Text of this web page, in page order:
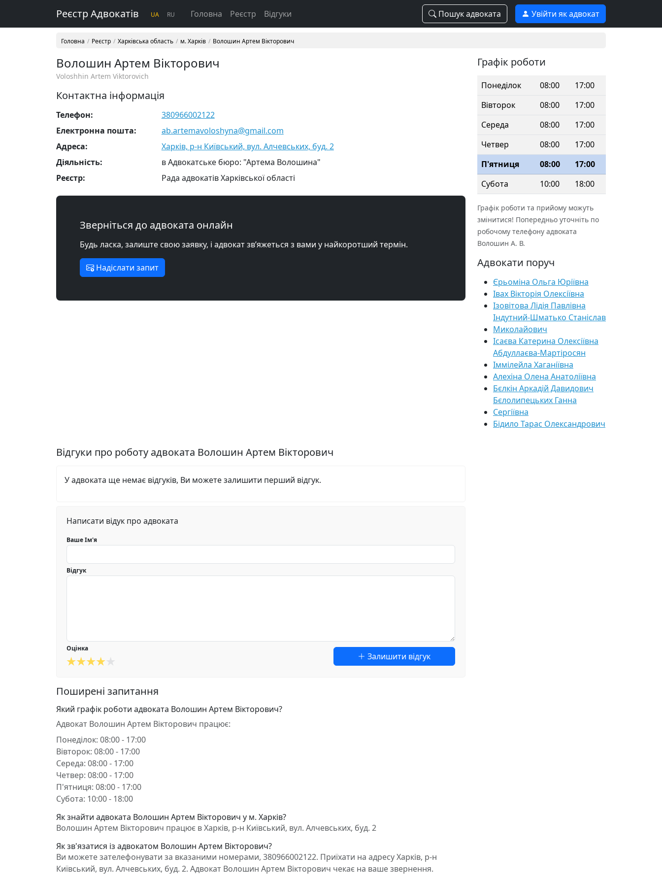
Реєстр Адвокатів UA RU Головна Реєстр Відгуки Пошук адвоката Увійти як адвокат
Головна Реєстр Харківська область м. Харків Волошин Артем Вікторович
Волошин Артем Вікторович
Voloshhin Artem Viktorovich
Контактна інформація
Телефон:
380966002122
Електронна пошта:
ab.artemavoloshyna@gmail.com
Адреса:
Харків, р-н Київський, вул. Алчевських, буд. 2
Діяльність:
в Адвокатське бюро: "Артема Волошина"
Реєстр:
Рада адвокатів Харківської області
Зверніться до адвоката онлайн
Будь ласка, залиште свою заявку, і адвокат зв’яжеться з вами у найкоротший термін.
Надіслати запит
Відгуки про роботу адвоката Волошин Артем Вікторович
У адвоката ще немає відгуків, Ви можете залишити перший відгук.
Написати відук про адвоката
Ваше Ім'я
Відгук
Оцінка
Залишити відгук
Поширені запитання
Який графік роботи адвоката Волошин Артем Вікторович?
Адвокат Волошин Артем Вікторович працює:
Понеділок: 08:00 - 17:00
Вівторок: 08:00 - 17:00
Середа: 08:00 - 17:00
Четвер: 08:00 - 17:00
П'ятниця: 08:00 - 17:00
Субота: 10:00 - 18:00
Як знайти адвоката Волошин Артем Вікторович у м. Харків?
Волошин Артем Вікторович працює в Харків, р-н Київський, вул. Алчевських, буд. 2
Як зв'язатися із адвокатом Волошин Артем Вікторович?
Ви можете зателефонувати за вказаними номерами, 380966002122. Приїхати на адресу Харків, р-н
Київський, вул. Алчевських, буд. 2. Адвокат Волошин Артем Вікторович чекає на ваше звернення.
Графік роботи
Понеділок 08:00
17:00
Вівторок
08:00
17:00
Середа
08:00
17:00
Четвер
08:00
17:00
П'ятниця
08:00
17:00
Субота
10:00 18:00
Графік роботи та прийому можуть
змінитися! Попередньо уточніть по
робочому телефону адвоката
Волошин А. В.
Адвокати поруч
Єрьоміна Ольга Юріївна
Івах Вікторія Олексіївна
Ізовітова Лідія Павлівна
Індутний-Шматько Станіслав
Миколайович
Ісаєва Катерина Олексіївна
Абдуллаєва-Мартіросян
Іммілейла Хаганіївна
Алехіна Олена Анатоліївна
Бєлкін Аркадій Давидович
Бєлолипецьких Ганна
Сергіївна
Бідило Тарас Олександрович